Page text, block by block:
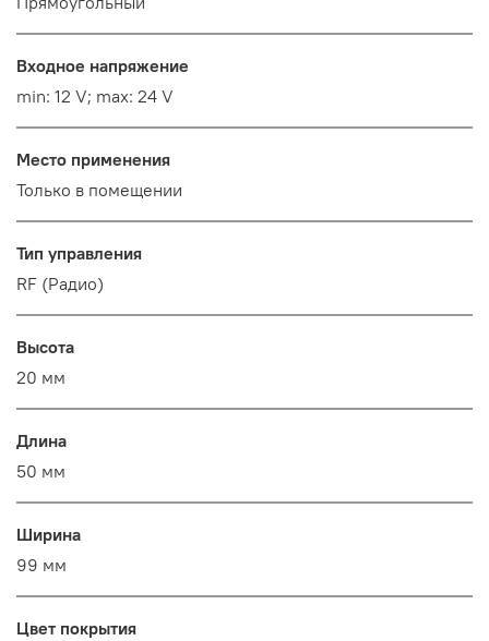
Входное напряжение
min: 12 V; max: 24 V
Место применения
Только в помещении
Тип управления
RF (Радио)
Высота
20 мм
Длина
50 мм
Ширина
99 мм
Цвет покрытия